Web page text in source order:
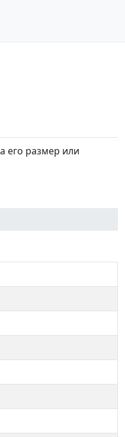
его размер или